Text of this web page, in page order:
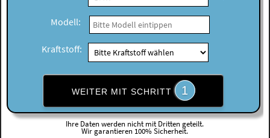
Modell:
Kraftstoff:
WEITER MIT SCHRITT 1
Ihre Daten werden nicht mit Dritten geteilt.
Wir garantieren 100% Sicherheit.